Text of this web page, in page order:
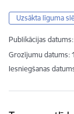
Uzsākta līguma
Publikācijas datums:
Grozījumu datums:
Iesniegšanas